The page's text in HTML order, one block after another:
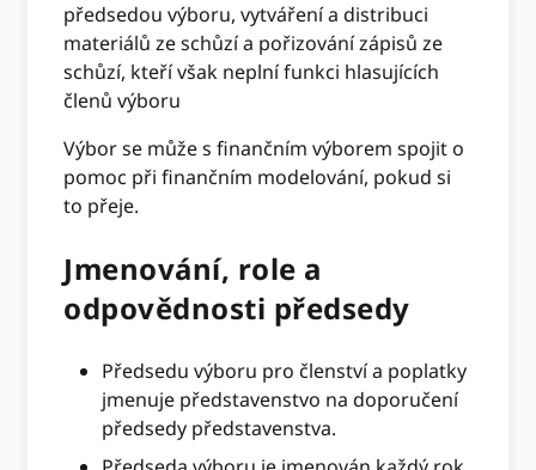
předsedou výboru, vytváření a distribuci
materiálů ze schůzí a pořizování zápisů ze
schůzí, kteří však neplní funkci hlasujících
členů výboru
Výbor se může s finančním výborem spojit o
pomoc při finančním modelování, pokud si
to přeje.
Jmenování, role a
odpovědnosti předsedy
Předsedu výboru pro členství a poplatky
jmenuje představenstvo na doporučení
předsedy představenstva.